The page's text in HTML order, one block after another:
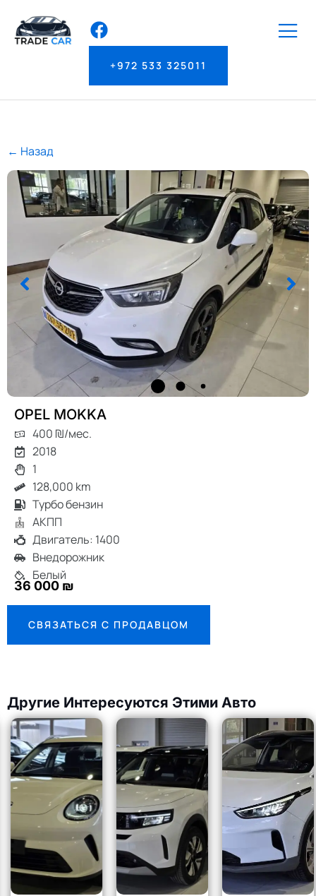
+972 533 325011
← Назад
OPEL MOKKA
400 ₪/мес.
2018
1
128,000 km
Турбо бензин
АКПП
Двигатель: 1400
Внедорожник
Белый
36 000 ₪
СВЯЗАТЬСЯ С ПРОДАВЦОМ
Другие Интересуются Этими Авто